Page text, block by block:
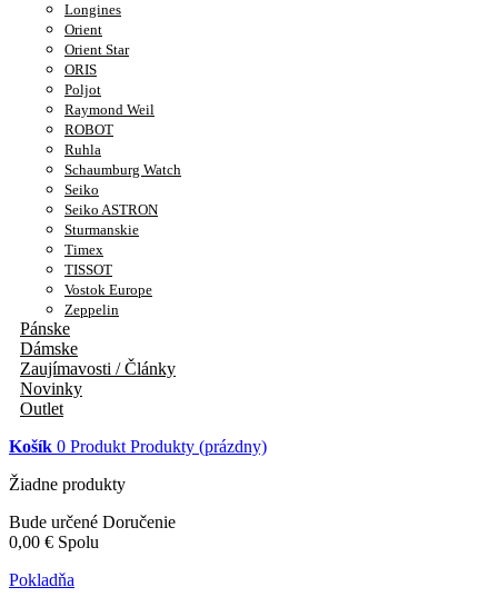
Longines
Orient
Orient Star
ORIS
Poljot
Raymond Weil
ROBOT
Ruhla
Schaumburg Watch
Seiko
Seiko ASTRON
Sturmanskie
Timex
TISSOT
Vostok Europe
Zeppelin
Pánske
Dámske
Zaujímavosti / Články
Novinky
Outlet
Košík 0 Produkt Produkty (prázdny)
Žiadne produkty
Bude určené Doručenie
0,00 € Spolu
Pokladňa